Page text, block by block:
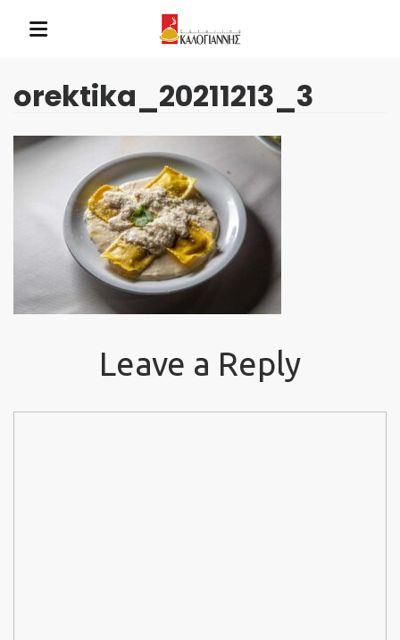
orektika_20211213_3
Leave a Reply